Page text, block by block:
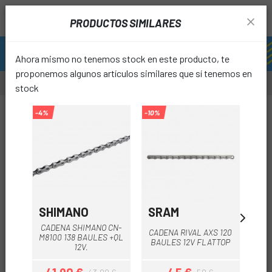
PRODUCTOS SIMILARES
Ahora mismo no tenemos stock en este producto, te
proponemos algunos artículos similares que sí tenemos en
stock
-4%
SHIMANO
CADENA SHIMANO CN-
M8100 138 BAULES +QL
12V.
-10%
SRAM
CADENA RIVAL AXS 120
BAULES 12V FLATTOP